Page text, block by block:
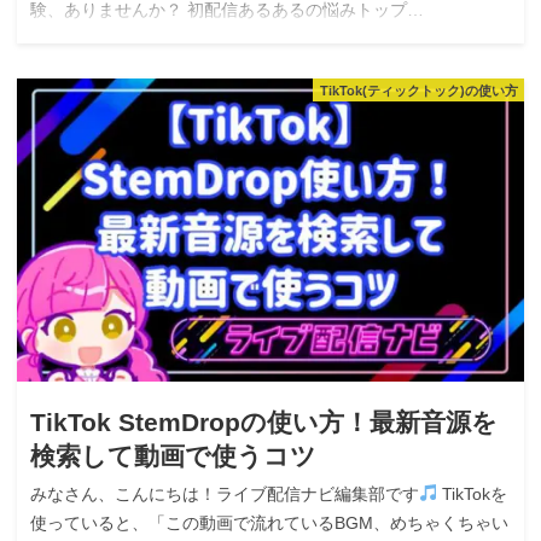
験、ありませんか？ 初配信あるあるの悩みトップ…
TikTok(ティックトック)の使い方
TikTok StemDropの使い方！最新音源を
検索して動画で使うコツ
みなさん、こんにちは！ライブ配信ナビ編集部です
TikTokを
使っていると、「この動画で流れているBGM、めちゃくちゃい